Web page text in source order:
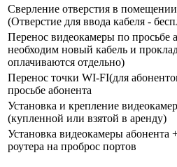
Сверление отверстия в
(Отверстие для ввода кабеля -
Перенос видеокамеры по просьбе
необходим новый кабель и
оплачиваются отдельно)
Перенос точки WI-FI(для
просьбе абонента
Установка и крепление
(купленной или взятой в аренду)
Установка видеокамеры абонента
роутера на проброс портов